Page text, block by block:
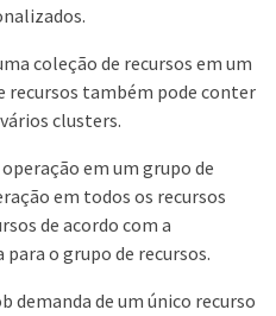
coleção de recursos em um
recursos também pode conter
clusters.
em um grupo de
em todos os recursos
de acordo com a
o grupo de recursos.
demanda de um único recurso